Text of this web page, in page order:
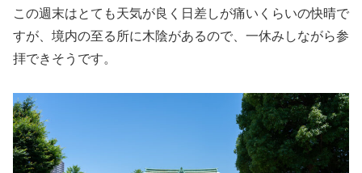
この週末はとても天気が良く日差しが痛いくらいの快晴で
すが、境内の至る所に木陰があるので、一休みしながら参
拝できそうです。